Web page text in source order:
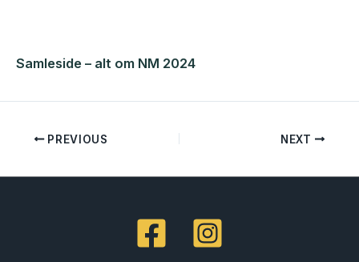
Samleside – alt om NM 2024
PREVIOUS NEXT